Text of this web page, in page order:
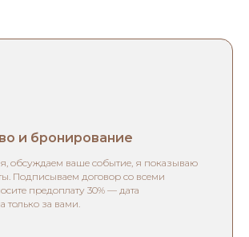
и бронирование
обсуждаем ваше событие, я показываю
Подписываем договор со всеми
предоплату 30% — дата
только за вами.